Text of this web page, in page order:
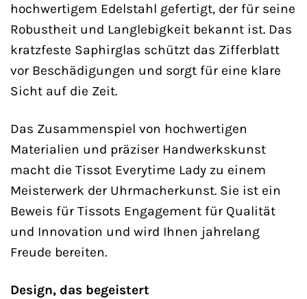
hochwertigem Edelstahl gefertigt, der für seine
Robustheit und Langlebigkeit bekannt ist. Das
kratzfeste Saphirglas schützt das Zifferblatt
vor Beschädigungen und sorgt für eine klare
Sicht auf die Zeit.
Das Zusammenspiel von hochwertigen
Materialien und präziser Handwerkskunst
macht die Tissot Everytime Lady zu einem
Meisterwerk der Uhrmacherkunst. Sie ist ein
Beweis für Tissots Engagement für Qualität
und Innovation und wird Ihnen jahrelang
Freude bereiten.
Design, das begeistert